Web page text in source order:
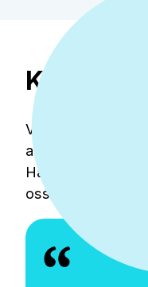
Våra lösningar
användare varje
Här är några av
oss av – vi